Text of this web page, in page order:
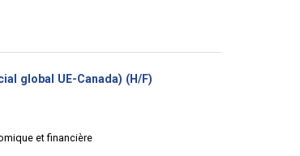
global UE-Canada) (H/F)
et financière